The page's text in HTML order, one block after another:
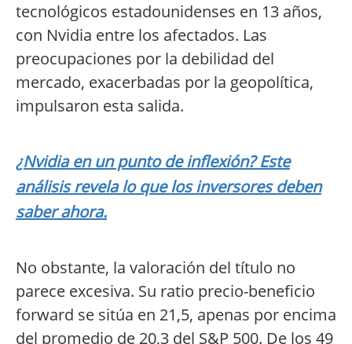
tecnológicos estadounidenses en 13 años,
con Nvidia entre los afectados. Las
preocupaciones por la debilidad del
mercado, exacerbadas por la geopolítica,
impulsaron esta salida.
¿Nvidia en un punto de inflexión? Este
análisis revela lo que los inversores deben
saber ahora.
No obstante, la valoración del título no
parece excesiva. Su ratio precio-beneficio
forward se sitúa en 21,5, apenas por encima
del promedio de 20,3 del S&P 500. De los 49